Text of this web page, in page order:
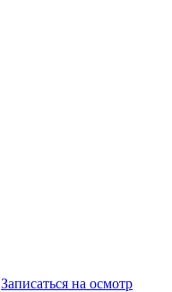
Записаться на осмотр